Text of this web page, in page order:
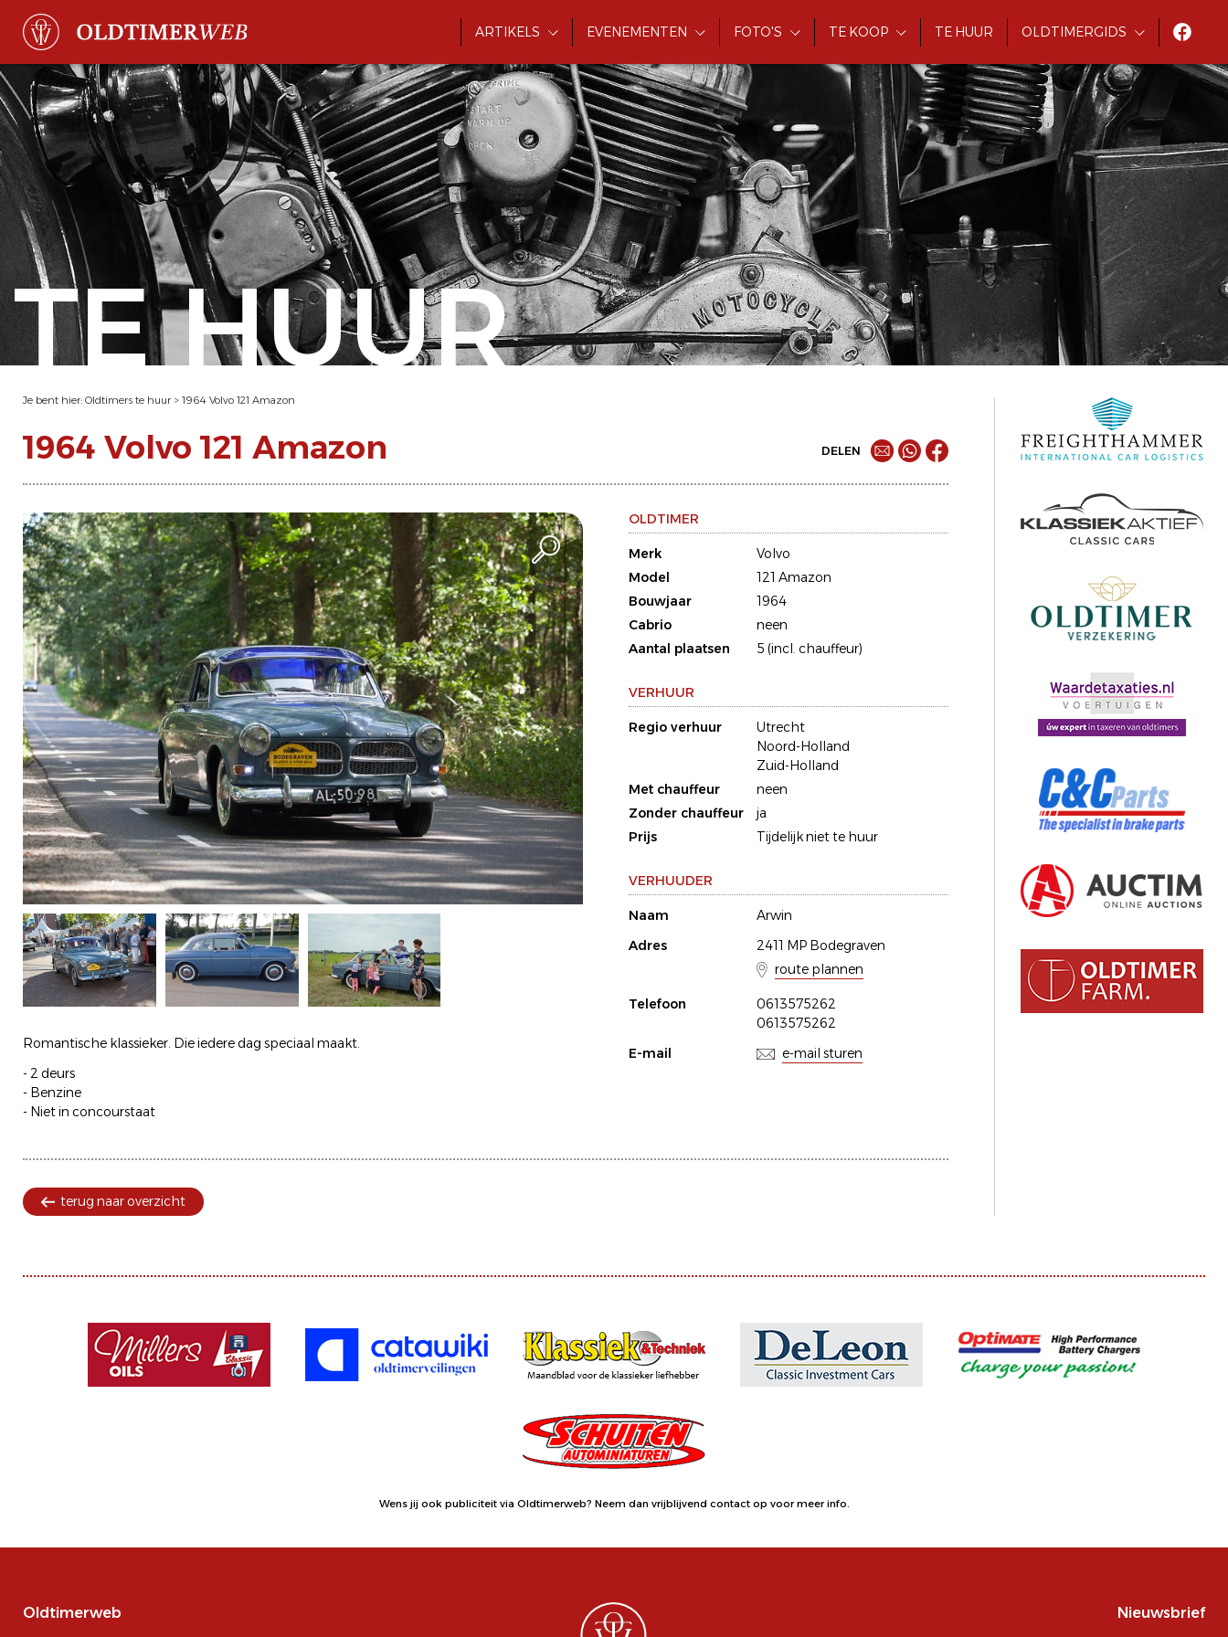
ARTIKELS EVENEMENTEN FOTO'S TE KOOP TE HUUR OLDTIMERGIDS
TE HUUR
Je bent hier: Oldtimers te huur > 1964 Volvo 121 Amazon
1964 Volvo 121 Amazon DELEN
Romantische klassieker. Die iedere dag speciaal maakt.
- 2 deurs
- Benzine
- Niet in concourstaat
OLDTIMER
Merk
Volvo
Model
121 Amazon
Bouwjaar
1964
Cabrio
neen
Aantal plaatsen
5 (incl. chauffeur)
VERHUUR
Regio verhuur
Utrecht
Noord-Holland
Zuid-Holland
Met chauffeur
neen
Zonder chauffeur
ja
Prijs
Tijdelijk niet te huur
VERHUUDER
Naam
Arwin
Adres
2411 MP Bodegraven
route plannen
Telefoon
0613575262
0613575262
E-mail
e-mail sturen
terug naar overzicht
Wens jij ook publiciteit via Oldtimerweb? Neem dan vrijblijvend contact op voor meer info.
Oldtimerweb Nieuwsbrief